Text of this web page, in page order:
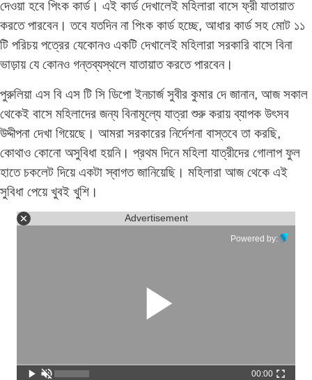
দেওয়া হবে পিংক কার্ড। এই কার্ড দেখালেই মহিলারা বাসে ফ্রী যাতায়াত
করতে পারবেন। তবে যতদিন না পিংক কার্ড হচ্ছে, আধার কার্ড সহ মোট ১১
টি পরিচয় পত্রের যেকোনও একটি দেখালেই মহিলারা সরকারি বাসে বিনা
ভাড়ায় যে কোনও গন্তব্যস্থলে যাতায়াত করতে পারবেন।
পুরুলিয়া এস বি এস টি সি ডিপো ইনচার্জ সুবীর কুমার দে জানান, আজ সকাল
থেকেই বাসে মহিলাদের জন্য বিনামূল্যে যাত্রা শুরু করায় ব্যাপক উৎসব
উদ্দীপনা দেখা গিয়েছে। আমরা সরকারের নির্দেশনা বাস্তবে তা করছি,
কোথাও কোনো অসুবিধা হয়নি। প্রথম দিনে মহিলা যাত্রীদের গোলাপ ফুল
হাতে চকলেট দিয়ে একটা স্বাগত জানিয়েছি। মহিলারা আজ থেকে এই
সুবিধা পেয়ে খুবই খুশি।
Advertisement
Powered by:
00:00